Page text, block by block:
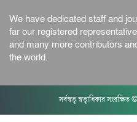
জুলাইয়ের কৃতিত্ব
স্বর...
জাতীয়
We have dedicated staff and
far our registered
and many more contributors
the world.
সর্বস্বত্ব স্বত্বাধিকার